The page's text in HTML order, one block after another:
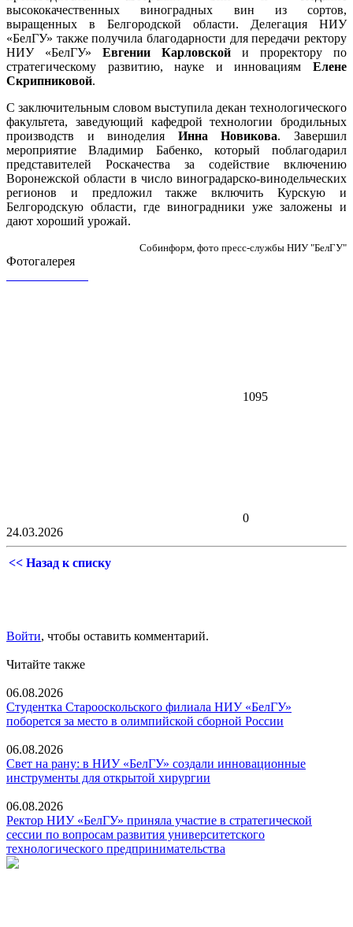
высококачественных виноградных вин из сортов,
выращенных в Белгородской области. Делегация НИУ
«БелГУ» также получила благодарности для передачи ректору
НИУ «БелГУ» Евгении Карловской и проректору по
стратегическому развитию, науке и инновациям Елене
Скрипниковой.
С заключительным словом выступила декан технологического
факультета, заведующий кафедрой технологии бродильных
производств и виноделия Инна Новикова. Завершил
мероприятие Владимир Бабенко, который поблагодарил
представителей Роскачества за содействие включению
Воронежской области в число виноградарско-винодельческих
регионов и предложил также включить Курскую и
Белгородскую области, где виноградники уже заложены и
дают хороший урожай.
Собинформ, фото пресс-службы НИУ "БелГУ"
Фотогалерея
1095
0
24.03.2026
<< Назад к списку
Войти, чтобы оставить комментарий.
Читайте также
06.08.2026
Студентка Старооскольского филиала НИУ «БелГУ»
поборется за место в олимпийской сборной России
06.08.2026
Свет на рану: в НИУ «БелГУ» создали инновационные
инструменты для открытой хирургии
06.08.2026
Ректор НИУ «БелГУ» приняла участие в стратегической
сессии по вопросам развития университетского
технологического предпринимательства